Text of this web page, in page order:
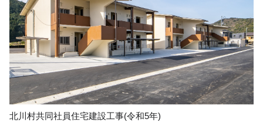
北川村共同社員住宅建設工事(令和5年)